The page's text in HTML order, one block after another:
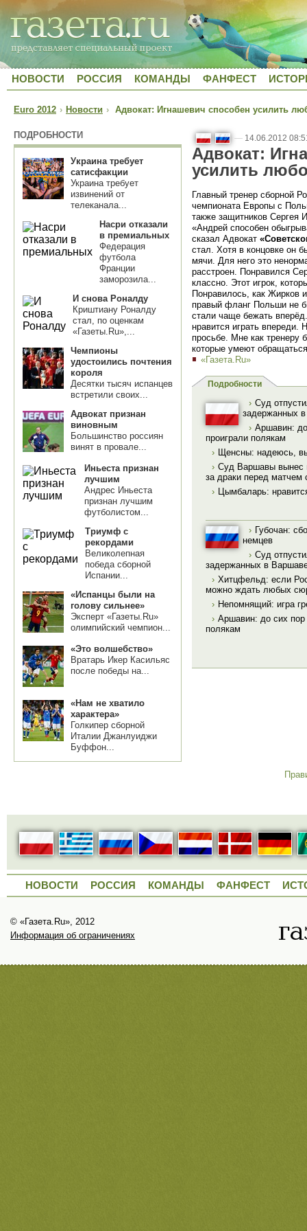
НОВОСТИ РОССИЯ КОМАНДЫ ФАНФЕСТ
Euro 2012 › Новости › Адвокат: Игнашевич способен усилить
ПОДРОБНОСТИ
Украина требует
сатисфакции
Украина требует
извинений от
телеканала...
Насри отказали
в премиальных
Федерация
футбола
Франции
заморозила...
И снова Роналду
Криштиану Роналду
стал, по оценкам
«Газеты.Ru»,...
Чемпионы
удостоились почтения
короля
Десятки тысяч испанцев
встретили своих...
Адвокат признан
виновным
Большинство россиян
винят в провале...
Иньеста признан
лучшим
Андрес Иньеста
признан лучшим
футболистом...
Триумф с
рекордами
Великолепная
победа сборной
Испании...
«Испанцы были на
голову сильнее»
Эксперт «Газеты.Ru»
олимпийский чемпион...
«Это волшебство»
Вратарь Икер Касильяс
после победы на...
«Нам не хватило
характера»
Голкипер сборной
Италии Джанлуиджи
Буффон...
— 14.06.2012
Адвокат:
усилить
Главный тренер сборной
чемпионата Европы с
также защитников
«Андрей способен
сказал Адвокат
стал. Хотя в концовке он
мячи. Для него это
расстроен. Понравился
классно. Этот игрок,
Понравилось, как Жирков
правый фланг Польши не
стали чаще бежать
нравится играть впереди.
просьбе. Мне как тренеру
которые умеют
«Газета.Ru»
Подробности
› Суд
задержанных
› Аршавин:
проиграли полякам
› Щенсны: надеюсь,
› Суд Варшавы вынес
за драки перед матчем
› Цымбаларь:
› Губочан:
немцев
› Суд
задержанных в
› Хитцфельд: если
можно ждать любых
› Непомнящий: игра
› Аршавин: до сих пор
полякам
НОВОСТИ РОССИЯ КОМАНДЫ ФАНФЕСТ
© «Газета.Ru», 2012
Информация об ограничениях